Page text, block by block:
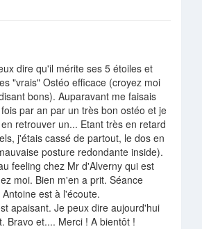
dire qu'il mérite ses 5 étoiles et
"vrais" Ostéo efficace (croyez moi
bons). Auparavant me faisais
par an par un très bon ostéo et je
retrouver un... Etant très en retard
j'étais cassé de partout, le dos en
posture redondante inside).
feeling chez Mr d'Alverny qui est
moi. Bien m'en a prit. Séance
est à l'écoute.
apaisant. Je peux dire aujourd'hui
Bravo et.... Merci ! A bientôt !